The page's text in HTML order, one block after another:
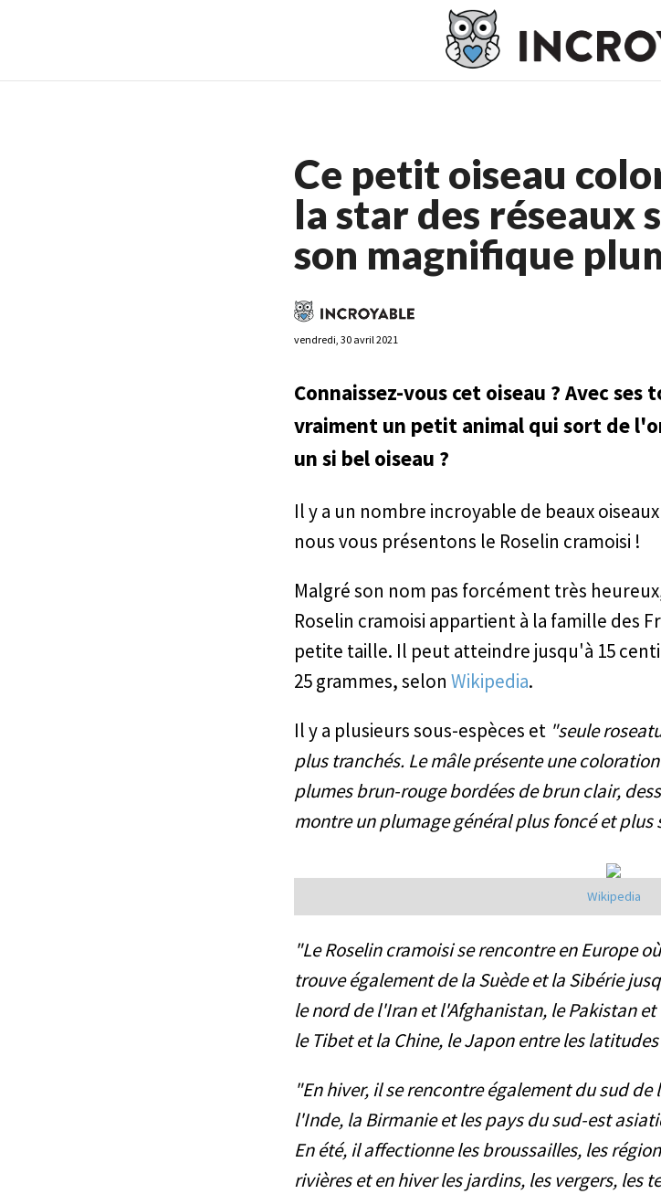
Casino En Ligne France
Ce petit oiseau
la star des réseaux
son magnifique
vendredi, 30 avril 2021
Connaissez-vous cet oiseau ? Avec
vraiment un petit animal qui sort de
un si bel oiseau ?
Il y a un nombre incroyable de beaux
nous vous présentons le Roselin cramoisi !
Malgré son nom pas forcément très
Roselin cramoisi appartient à la famille des
petite taille. Il peut atteindre jusqu'à 15
25 grammes, selon Wikipedia.
Il y a plusieurs sous-espèces et "seule
plus tranchés. Le mâle présente une
plumes brun-rouge bordées de brun clair,
montre un plumage général plus foncé et plus
Wikipedia
"Le Roselin cramoisi se rencontre en Europe
trouve également de la Suède et la Sibérie
le nord de l'Iran et l'Afghanistan, le Pakistan
le Tibet et la Chine, le Japon entre les latitudes
"En hiver, il se rencontre également du sud
l'Inde, la Birmanie et les pays du sud-est
En été, il affectionne les broussailles, les
rivières et en hiver les jardins, les vergers, les